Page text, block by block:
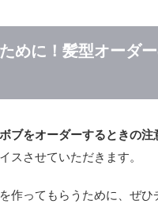
めに！髪型オーダ
ブをオーダーするときの注
スさせていただきます。
作ってもらうために、ぜひ